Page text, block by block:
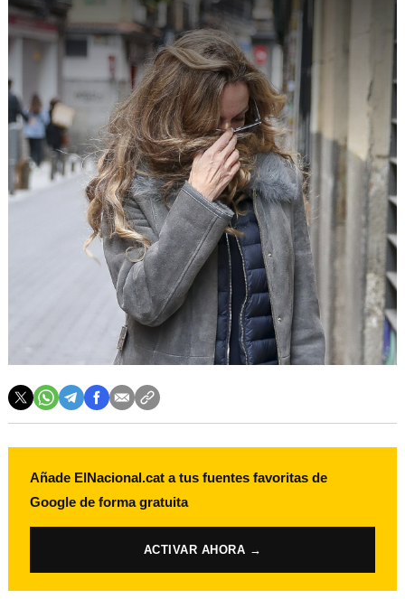
Añade ElNacional.cat a tus fuentes favoritas de
Google de forma gratuita
ACTIVAR AHORA →